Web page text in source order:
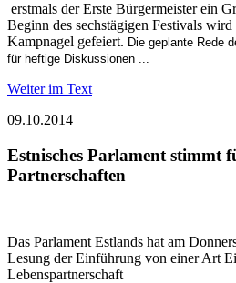
erstmals der Erste Bürgermeister ein
Beginn des sechstägigen Festivals
Kampnagel gefeiert. Die geplante Rede
für heftige Diskussionen ...
Weiter im Text
09.10.2014
Estnisches Parlament stimmt
Partnerschaften
Das Parlament Estlands hat am
Lesung der Einführung von einer Art
Lebenspartnerschaft